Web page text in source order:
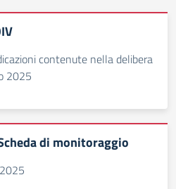
contenute nella delibera
2025
di monitoraggio